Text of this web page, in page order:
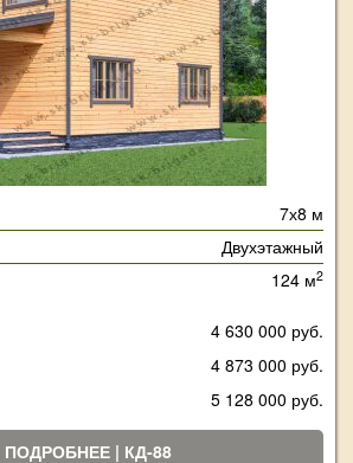
7х8 м
Двухэтажный
124 м2
4 630 000 руб.
4 873 000 руб.
5 128 000 руб.
ПОДРОБНЕЕ | КД-88